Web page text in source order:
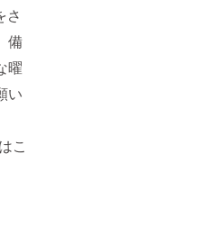
さ
備
曜
い
こ